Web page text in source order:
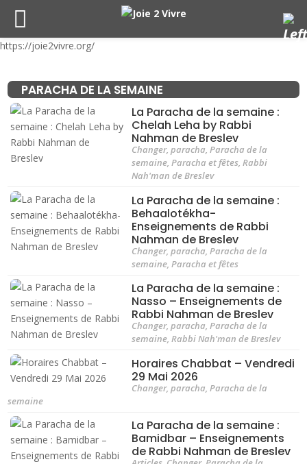
https://joie2vivre.org/
PARACHA DE LA SEMAINE
La Paracha de la semaine :
Chelah Leha by Rabbi
Nahman de Breslev
Changer,paracha,Paracha de la
semaine,Paracha et fêtes,Rabbi
Nah'man de Breslev
La Paracha de la semaine :
Behaalotékha-
Enseignements de Rabbi
Nahman de Breslev
Changer,paracha,Paracha de la
semaine,Paracha et fêtes
La Paracha de la semaine :
Nasso – Enseignements de
Rabbi Nahman de Breslev
Changer,paracha,Paracha de la
semaine,Rabbi Nah'man de Breslev
Horaires Chabbat – Vendredi
29 Mai 2026
Changer,paracha,Paracha de la
semaine
La Paracha de la semaine :
Bamidbar – Enseignements
de Rabbi Nahman de Breslev